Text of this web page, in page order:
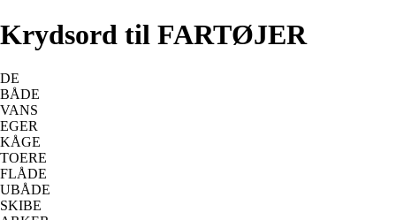
Krydsord til FARTØJER
DE
BÅDE
VANS
EGER
KÅGE
TOERE
FLÅDE
UBÅDE
SKIBE